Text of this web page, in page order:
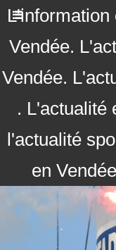
L'information
Vendée.
Vendée.
. L'actualité
l'actualité
en